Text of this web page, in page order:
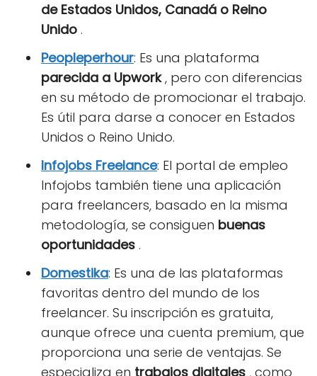
de Estados Unidos, Canadá o Reino
Unido .
Peopleperhour: Es una plataforma
parecida a Upwork, pero con diferencias
en su método de promocionar el trabajo.
Es útil para darse a conocer en Estados
Unidos o Reino Unido.
Infojobs Freelance: El portal de empleo
Infojobs también tiene una aplicación
para freelancers, basado en la misma
metodología, se consiguen buenas
oportunidades .
Domestika: Es una de las plataformas
favoritas dentro del mundo de los
freelancer. Su inscripción es gratuita,
aunque ofrece una cuenta premium, que
proporciona una serie de ventajas. Se
especializa en trabajos digitales , como